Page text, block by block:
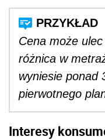
Cena może ulec
różnica w
wyniesie ponad
pierwotnego
Interesy